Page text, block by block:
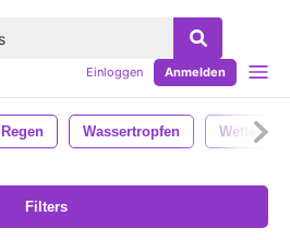
Einloggen Anmelden
Regen Wassertropfen Wetter
Filters